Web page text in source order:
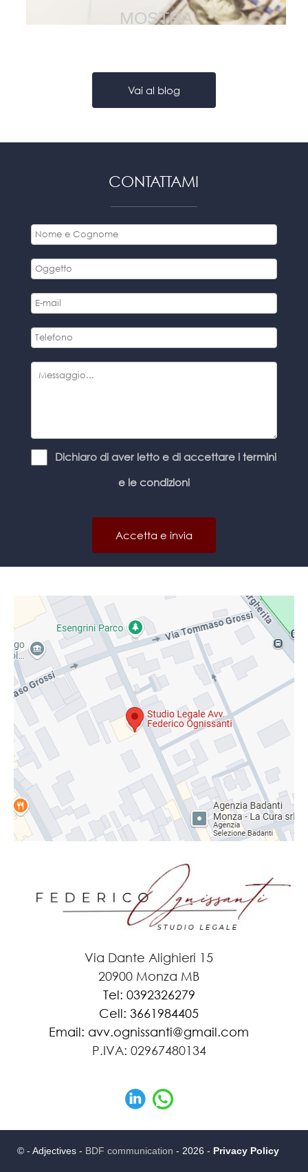
MOSTRA
Vai al blog
CONTATTAMI
Dichiaro di aver letto e di accettare i termini
e le condizioni
Accetta e invia
Via Dante Alighieri 15
20900 Monza MB
Tel: 0392326279
Cell: 3661984405
Email: avv.ognissanti@gmail.com
P.IVA: 02967480134
© - Adjectives - BDF communication - 2026 - Privacy Policy